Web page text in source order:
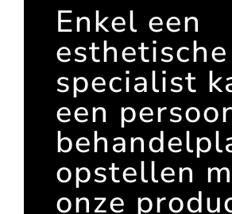
Enkel een
esthetische
specialist
een
opstellen
onze